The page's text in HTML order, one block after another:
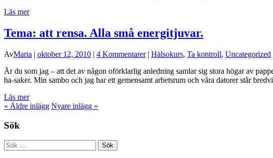
Läs mer
Tema: att rensa. Alla små energitjuvar.
AvMaria | oktober 12, 2010 | 4 Kommentarer| Hälsokurs, Ta kontroll, Uncategorized
Är du som jag – att det av någon oförklarlig anledning samlar sig stora högar av
ha-saker. Min sambo och jag har ett gemensamt arbetsrum och våra datorer står
Läs mer
« Äldre inlägg Nyare inlägg »
Sök
Sök
efter: